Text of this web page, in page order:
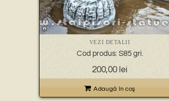
VEZI DETALII
Cod produs: S85 gri.
Prețul
inițial
a
fost:
200,00 leiPrețul
curent
este:
200,00 lei.
Adaugă în coş